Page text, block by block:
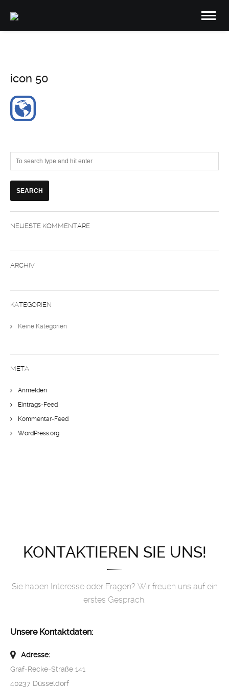
icon 50
NEUESTE KOMMENTARE
ARCHIV
KATEGORIEN
Keine Kategorien
META
Anmelden
Eintrags-Feed
Kommentar-Feed
WordPress.org
KONTAKTIEREN SIE UNS!
Sie haben Interesse oder Fragen? Wir freuen uns auf ein
erstes Gespräch.
Unsere Kontaktdaten:
Adresse:
Graf-Recke-Straße 141
40237 Düsseldorf